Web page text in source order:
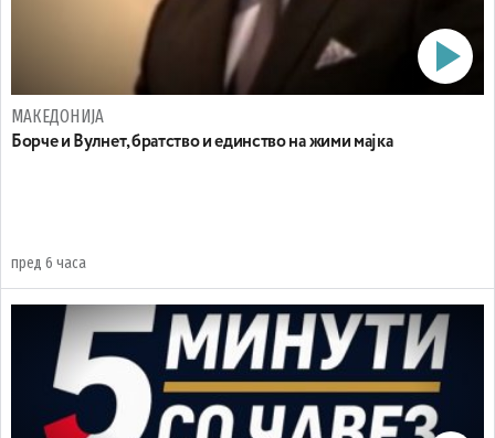
МАКЕДОНИЈА
Борче и Вулнет, братство и единство на жими мајка
пред 6 часа